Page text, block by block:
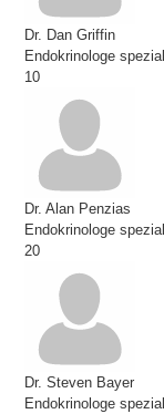
Dr. Dan Griffin
Endokrinologe
10
Dr. Alan Penzias
Endokrinologe
20
Dr. Steven Bayer
Endokrinologe